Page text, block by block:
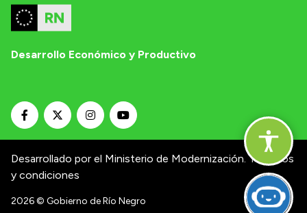
Desarrollo Económico y Productivo
Desarrollado por el Ministerio de Modernización. Términos
y condiciones
2026© Gobierno de Río Negro